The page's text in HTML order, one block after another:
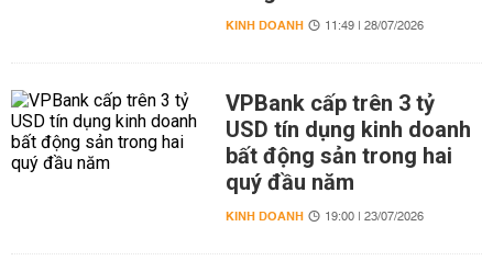
KINH DOANH 11:49 | 28/07/2026
VPBank cấp trên 3 tỷ
USD tín dụng kinh doanh
bất động sản trong hai
quý đầu năm
KINH DOANH 19:00 | 23/07/2026